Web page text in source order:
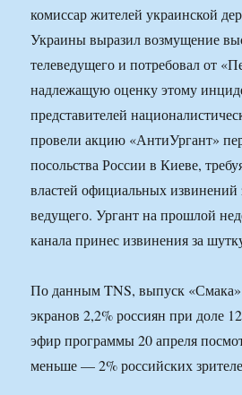
комиссар жителей украинской
Украины выразил возмущение
телеведущего и потребовал от
надлежащую оценку этому
представителей
провели акцию «АнтиУргант»
посольства России в Киеве,
властей официальных извинений
ведущего. Ургант на прошлой
канала принес извинения за
По данным TNS, выпуск «Смака»
экранов 2,2% россиян при доле
эфир программы 20 апреля
меньше — 2% российских